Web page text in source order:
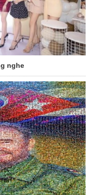
nghe